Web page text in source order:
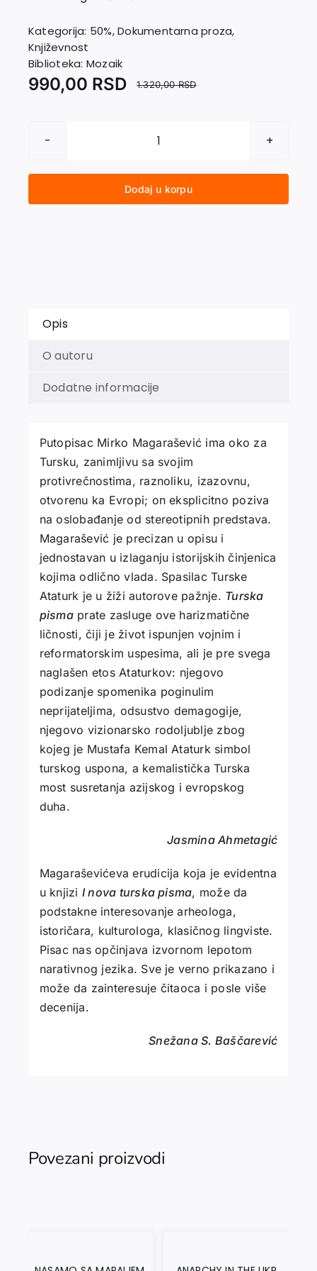
EU PROJEKTI
Kontakt
Kategorija: 50%,Dokumentarna proza,
Književnost
Biblioteka: Mozaik
1.320,00RSD
990,00 RSD
I
TURSKA
PISMA
Dodaj u korpu
Opis
O autoru
Dodatne informacije
Putopisac Mirko Magarašević ima oko za
Tursku, zanimljivu sa svojim
protivrečnostima, raznoliku, izazovnu,
otvorenu ka Evropi; on eksplicitno poziva
na oslobađanje od stereotipnih predstava.
Magarašević je precizan u opisu i
jednostavan u izlaganju istorijskih činjenica
kojima odlično vlada. Spasilac Turske
Ataturk je u žiži autorove pažnje. Turska
pismaprate zasluge ove harizmatične
ličnosti, čiji je život ispunjen vojnim i
reformatorskim uspesima, ali je pre svega
naglašen etos Ataturkov: njegovo
podizanje spomenika poginulim
neprijateljima, odsustvo demagogije,
njegovo vizionarsko rodoljublje zbog
kojeg je Mustafa Kemal Ataturk simbol
turskog uspona, a kemalistička Turska
most susretanja azijskog i evropskog
duha.
Jasmina Ahmetagić
Magaraševićeva erudicija koja je evidentna
u knjizi I nova turska pisma, može da
podstakne interesovanje arheologa,
istoričara, kulturologa, klasičnog lingviste.
Pisac nas opčinjava izvornom lepotom
narativnog jezika. Sve je verno prikazano i
može da zainteresuje čitaoca i posle više
decenija.
Snežana S. Baščarević
Povezani proizvodi